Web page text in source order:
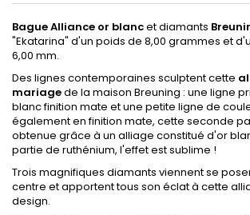
Bague Alliance or blancet diamants
"Ekatarina" d'un poids de 8,00 grammes et
6,00 mm.
Des lignes contemporaines sculptent cette
mariagede la maison Breuning : une ligne
blanc finition mate et une petite ligne de
également en finition mate, cette seconde
obtenue grâce à un alliage constitué d'or
partie de ruthénium, l'effet est sublime !
Trois magnifiques diamants viennent se
centre et apportent tous son éclat à cette
design.